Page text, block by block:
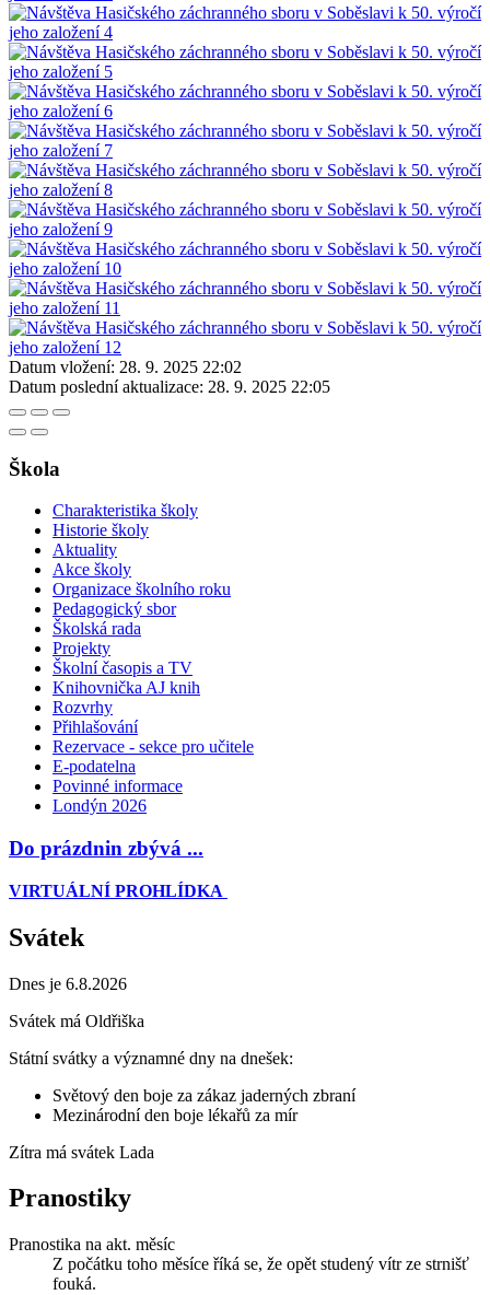
Datum vložení: 28. 9. 2025 22:02
Datum poslední aktualizace: 28. 9. 2025 22:05
Škola
Charakteristika školy
Historie školy
Aktuality
Akce školy
Organizace školního roku
Pedagogický sbor
Školská rada
Projekty
Školní časopis a TV
Knihovnička AJ knih
Rozvrhy
Přihlašování
Rezervace - sekce pro učitele
E-podatelna
Povinné informace
Londýn 2026
Do prázdnin zbývá ...
VIRTUÁLNÍ PROHLÍDKA
Svátek
Dnes je 6.8.2026
Svátek má Oldřiška
Státní svátky a významné dny na dnešek:
Světový den boje za zákaz jaderných zbraní
Mezinárodní den boje lékařů za mír
Zítra má svátek Lada
Pranostiky
Pranostika na akt. měsíc
Z počátku toho měsíce říká se, že opět studený vítr ze strnišť
fouká.